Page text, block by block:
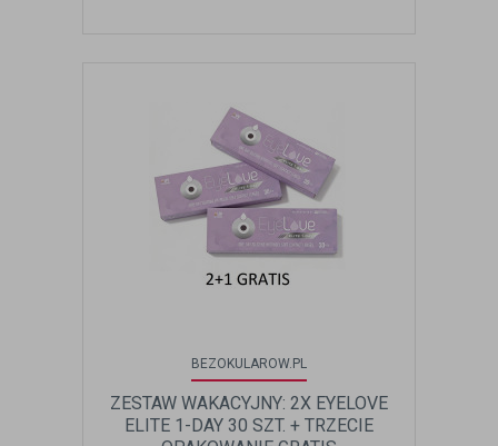
BEZOKULAROW.PL
ZESTAW WAKACYJNY: 2X EYELOVE
ELITE 1-DAY 30 SZT. + TRZECIE